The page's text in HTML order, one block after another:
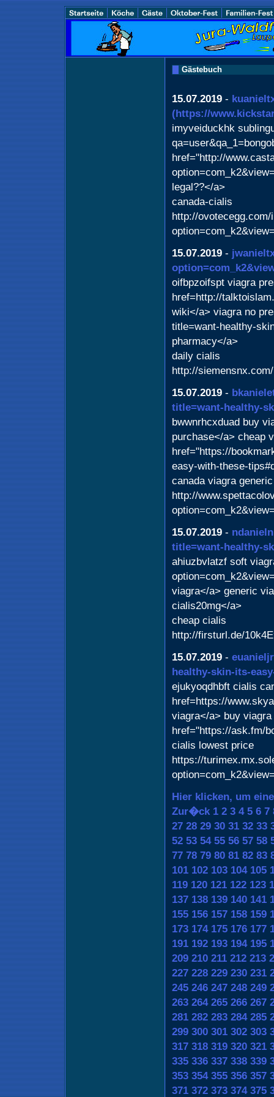
Gästebuch
15.07.2019 -
(https://
imyveiduckhk
href="http://
legal??</a>
canada-cialis
http://ovotecegg.com/
15.07.2019 -
oifbpzoifspt viagra
href=http://
wiki</a> viagra no
title=want-healthy-
pharmacy</a>
daily cialis
http://
15.07.2019 -
title=want-healthy-
bwwnrhcxduad buy
purchase</a> cheap
href="https://
easy-with-these-
canada viagra generic
http://
15.07.2019 -
title=want-healthy-
ahiuzbvlatzf soft
viagra</a> generic
cialis20mg</a>
cheap cialis
http://firsturl.de/
15.07.2019 -
healthy-skin-its-
ejukyoqdhbft cialis
href=https://
viagra</a> buy
href="https://ask.fm/
cialis lowest price
https://
Hier klicken, um
Zur�ck 1 2 3 4 5 6 7
27 28 29 30 31 32 33
52 53 54 55 56 57 58
77 78 79 80 81 82 83
101 102 103 104 105
119 120 121 122 123
137 138 139 140 141
155 156 157 158 159
173 174 175 176 177
191 192 193 194 195
209 210 211 212 213
227 228 229 230 231
245 246 247 248 249
263 264 265 266 267
281 282 283 284 285
299 300 301 302 303
317 318 319 320 321
335 336 337 338 339
353 354 355 356 357
371 372 373 374 375